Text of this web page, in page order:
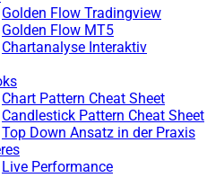
Golden Flow Tradingview
Golden Flow MT5
Chartanalyse Interaktiv
Chart Pattern Cheat Sheet
Candlestick Pattern Cheat Sheet
Top Down Ansatz in der Praxis
Live Performance